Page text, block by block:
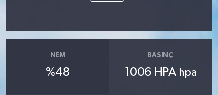
NEM
%48
BASINÇ
1006 HPA hpa
Etiketler